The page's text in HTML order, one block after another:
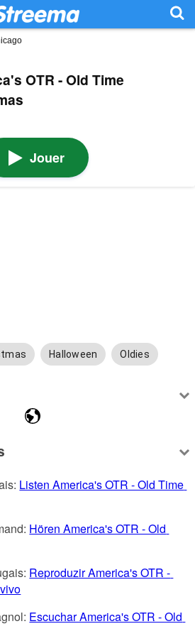
OTR - Old Time
Jouer
Halloween Oldies
Listen America's OTR - Old Time
Hören America's OTR - Old
Reproduzir America's OTR -
Escuchar America's OTR - Old